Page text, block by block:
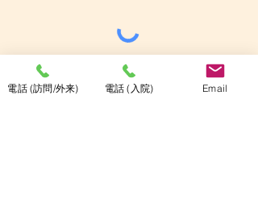
送信
電話 (訪問/外来) 電話 (入院) Email